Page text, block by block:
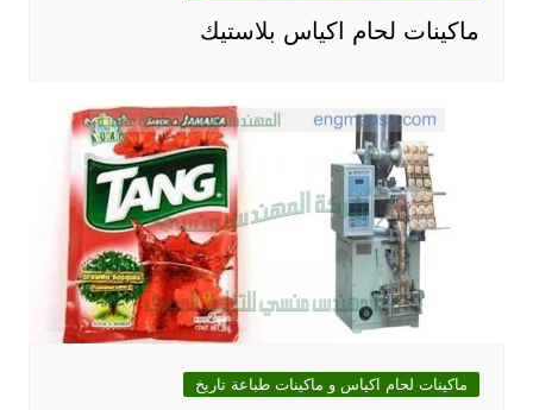
ماكينات لحام اكياس بلاستيك‎
ماكينات لحام اكياس و ماكينات طباعة تاريخ